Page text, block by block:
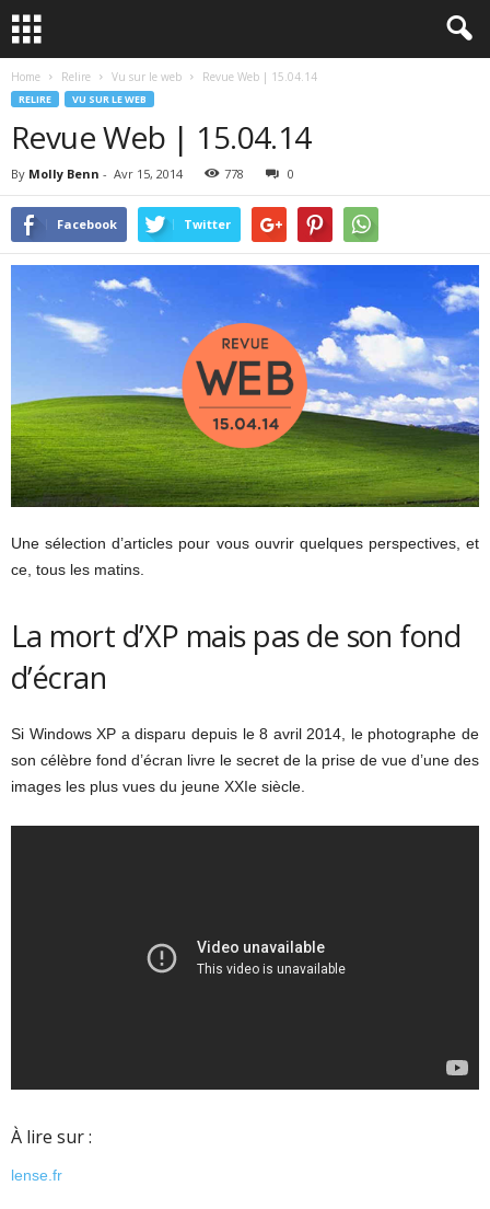
Home Relire Vu sur le web Revue Web | 15.04.14
RELIRE VU SUR LE WEB
Revue Web | 15.04.14
By Molly Benn - Avr 15, 2014 778 0
Facebook Twitter
Une sélection d’articles pour vous ouvrir quelques perspectives, et
ce, tous les matins.
La mort d’XP mais pas de son fond
d’écran
Si Windows XP a disparu depuis le 8 avril 2014, le photographe de
son célèbre fond d’écran livre le secret de la prise de vue d’une des
images les plus vues du jeune XXIe siècle.
À lire sur :
lense.fr